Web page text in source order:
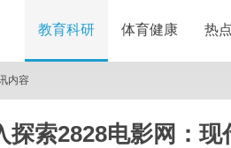
教育科研 体育健康 热
内容
探索2828电影网：